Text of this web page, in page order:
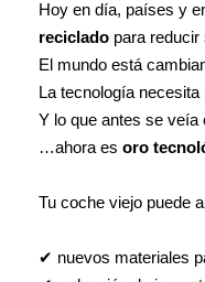
Hoy en día, países y
reciclado para reducir
El mundo está
La tecnología
Y lo que antes se
…ahora es oro
Tu coche viejo puede
✔ nuevos materiales